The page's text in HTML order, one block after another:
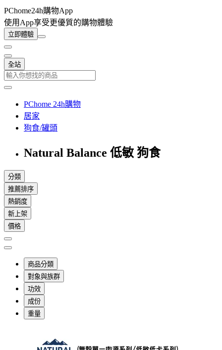
PChome24h購物App
使用App享受更優質的購物體驗
立即體驗
全站
PChome 24h購物
居家
狗食/罐頭
Natural Balance 低敏 狗食
分類
推薦排序
熱銷度
新上架
價格
商品分類
對象與族群
功效
成份
重量